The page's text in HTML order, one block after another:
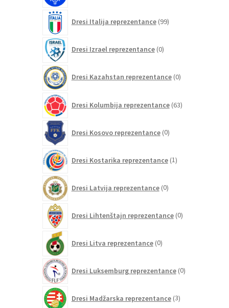
Dresi Italija reprezentance 99izdelkov
Dresi Izrael reprezentance 0izdelkov
Dresi Kazahstan reprezentance 0izdelkov
Dresi Kolumbija reprezentance 63izdelkov
Dresi Kosovo reprezentance 0izdelkov
Dresi Kostarika reprezentance 1izdelek
Dresi Latvija reprezentance 0izdelkov
Dresi Lihtenštajn reprezentance 0izdelkov
Dresi Litva reprezentance 0izdelkov
Dresi Luksemburg reprezentance 0izdelkov
Dresi Madžarska reprezentance 3izdelki